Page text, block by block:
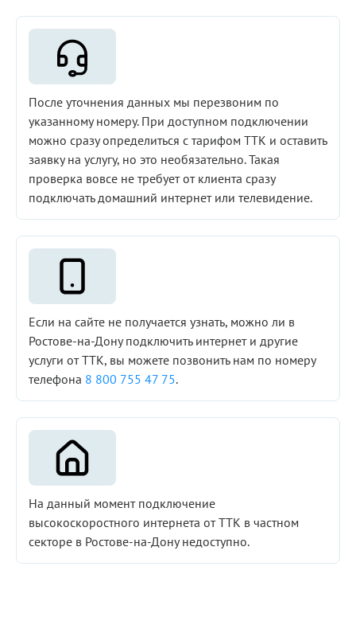
После уточнения данных мы перезвоним по
указанному номеру. При доступном подключении
можно сразу определиться с тарифом ТТК и оставить
заявку на услугу, но это необязательно. Такая
проверка вовсе не требует от клиента сразу
подключать домашний интернет или телевидение.
Если на сайте не получается узнать, можно ли в
Ростове-на-Дону подключить интернет и другие
услуги от ТТК, вы можете позвонить нам по номеру
телефона 8 800 755 47 75.
На данный момент подключение
высокоскоростного интернета от ТТК в частном
секторе в Ростове-на-Дону недоступно.